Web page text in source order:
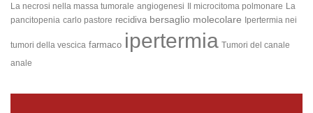
La necrosi nella massa tumorale angiogenesi Il microcitoma polmonare La
pancitopenia carlo pastore recidiva bersaglio molecolare Ipertermia nei
tumori della vescica farmaco ipertermia Tumori del canale
anale